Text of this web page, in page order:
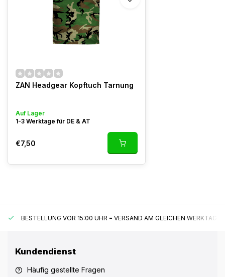
ZAN Headgear Kopftuch Tarnung
Auf Lager
1-3 Werktage für DE & AT
€7,50
BESTELLUNG VOR 15:00 UHR = VERSAND AM GLEICHEN WERKTAG*
Kundendienst
Häufig gestellte Fragen